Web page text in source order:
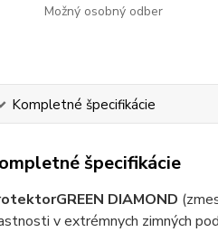
Možný osobný odber
Kompletné špecifikácie
špecifikácie
GREEN DIAMOND
v extrémnych zimných